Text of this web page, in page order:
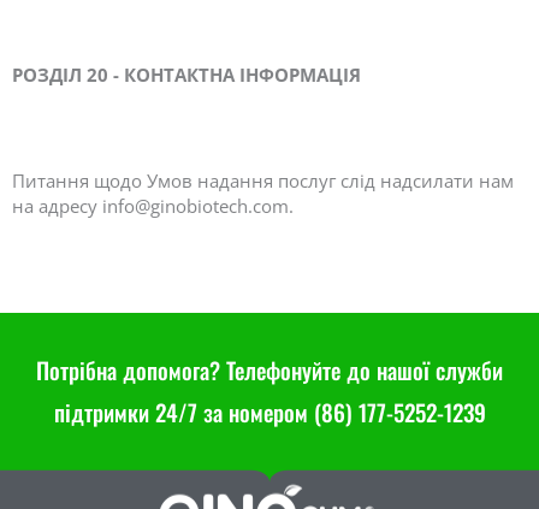
РОЗДІЛ 20 - КОНТАКТНА ІНФОРМАЦІЯ
Питання щодо Умов надання послуг слід надсилати нам
на адресу info@ginobiotech.com.
Потрібна допомога? Телефонуйте до нашої служби
підтримки 24/7 за номером (86) 177-5252-1239